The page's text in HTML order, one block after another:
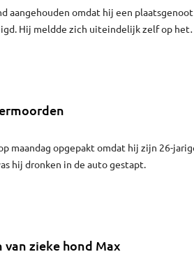
aangehouden omdat hij een plaatsgenoot
Hij meldde zich uiteindelijk zelf op het
maandag opgepakt omdat hij zijn 26-
hij dronken in de auto gestapt.
zieke hond Max